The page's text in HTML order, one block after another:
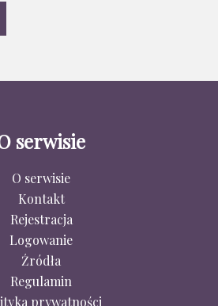
serwisie
O serwisie
Kontakt
Rejestracja
Logowanie
Źródła
Regulamin
prywatności